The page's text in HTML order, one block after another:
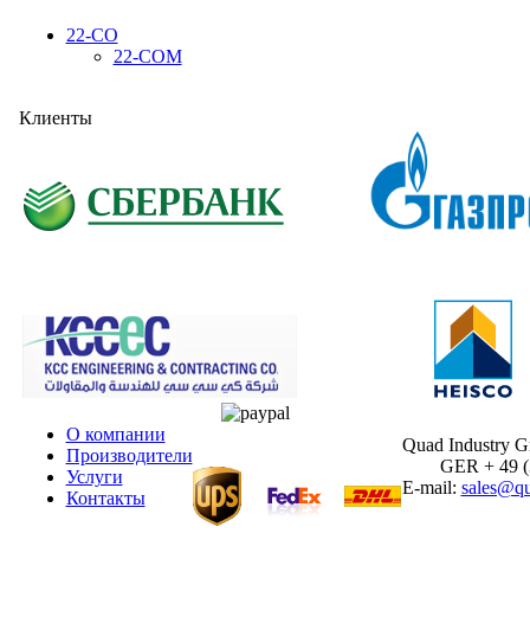
22-CO
22-COM
Клиенты
О компании
Производители
Услуги
Контакты
Quad Industry
GER + 49
E-mail: